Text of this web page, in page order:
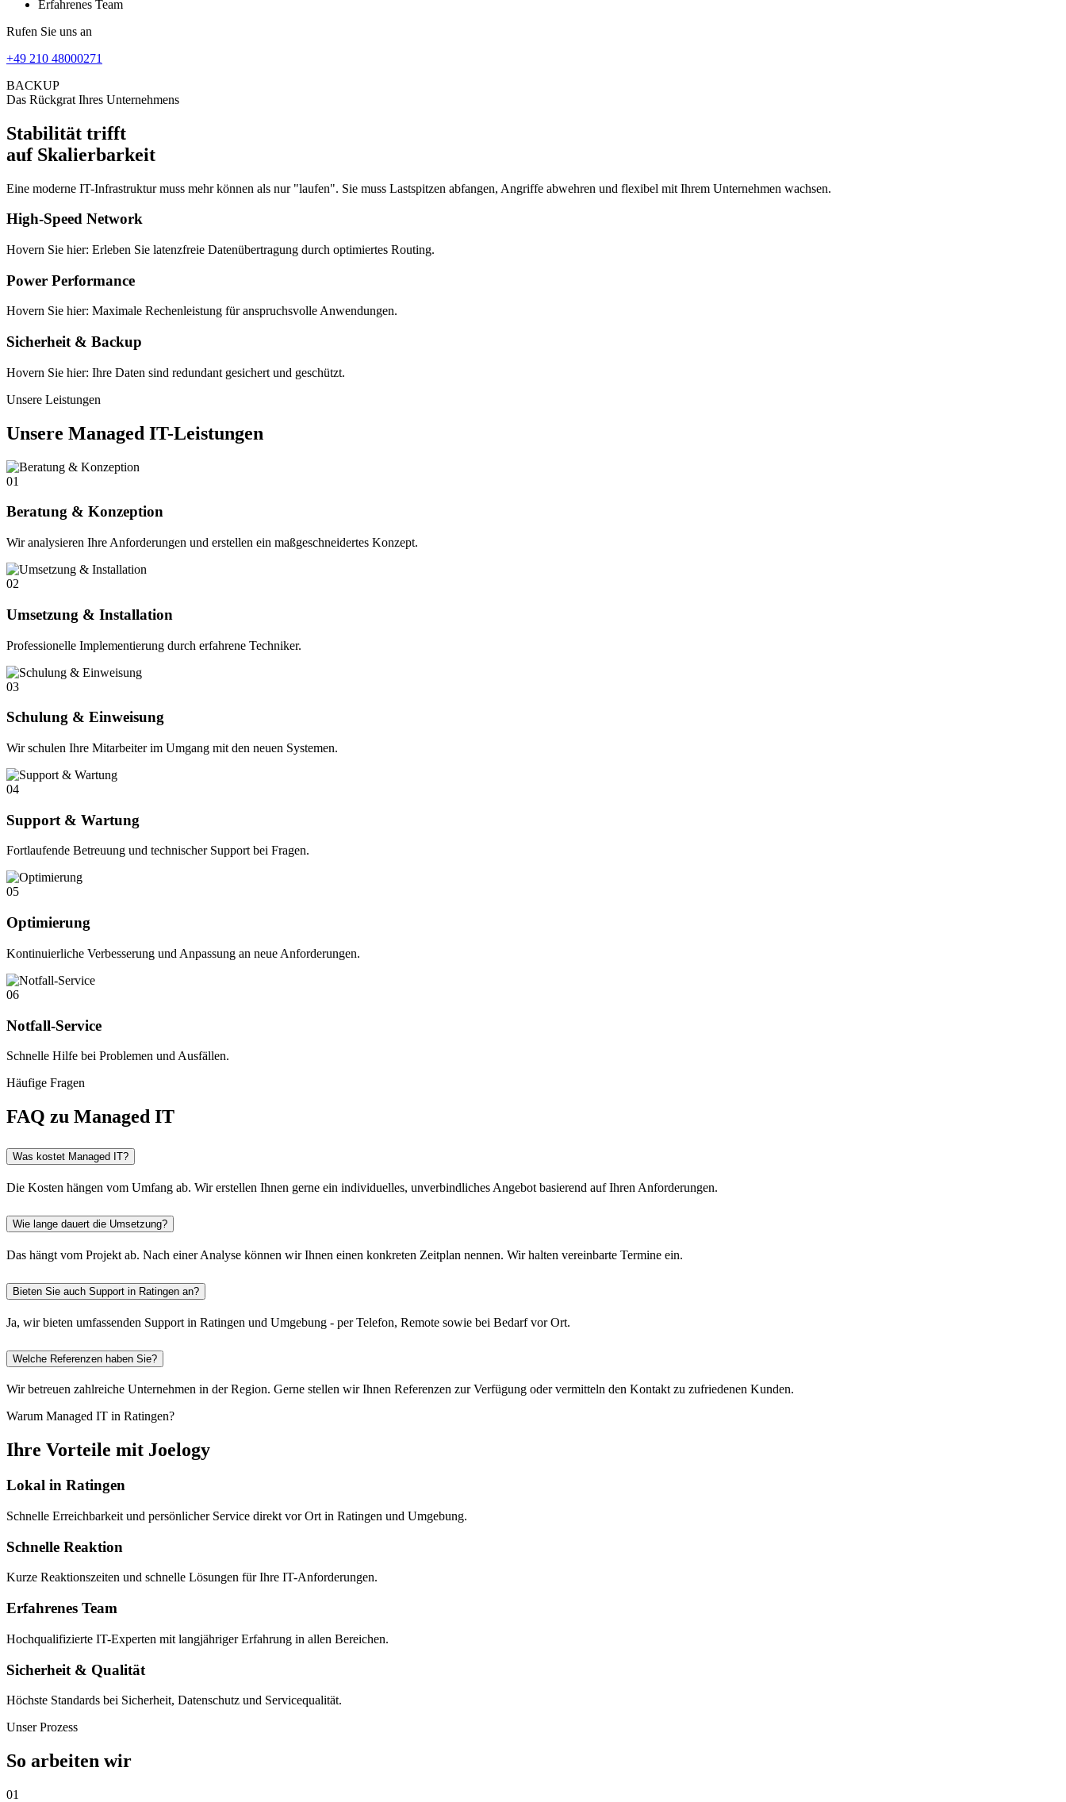
Erfahrenes Team
Rufen Sie uns an
+49 210 48000271
BACKUP
Das Rückgrat Ihres Unternehmens
Stabilität trifft
auf Skalierbarkeit
Eine moderne IT-Infrastruktur muss mehr können als nur "laufen". Sie muss Lastspitzen abfangen, Angriffe abwehren und flexibel mit Ihrem Unternehmen wachsen.
High-Speed Network
Hovern Sie hier: Erleben Sie latenzfreie Datenübertragung durch optimiertes Routing.
Power Performance
Hovern Sie hier: Maximale Rechenleistung für anspruchsvolle Anwendungen.
Sicherheit & Backup
Hovern Sie hier: Ihre Daten sind redundant gesichert und geschützt.
Unsere Leistungen
Unsere Managed IT-Leistungen
01
Beratung & Konzeption
Wir analysieren Ihre Anforderungen und erstellen ein maßgeschneidertes Konzept.
02
Umsetzung & Installation
Professionelle Implementierung durch erfahrene Techniker.
03
Schulung & Einweisung
Wir schulen Ihre Mitarbeiter im Umgang mit den neuen Systemen.
04
Support & Wartung
Fortlaufende Betreuung und technischer Support bei Fragen.
05
Optimierung
Kontinuierliche Verbesserung und Anpassung an neue Anforderungen.
06
Notfall-Service
Schnelle Hilfe bei Problemen und Ausfällen.
Häufige Fragen
FAQ zu Managed IT
Was kostet Managed IT?
Die Kosten hängen vom Umfang ab. Wir erstellen Ihnen gerne ein individuelles, unverbindliches Angebot basierend auf Ihren Anforderungen.
Wie lange dauert die Umsetzung?
Das hängt vom Projekt ab. Nach einer Analyse können wir Ihnen einen konkreten Zeitplan nennen. Wir halten vereinbarte Termine ein.
Bieten Sie auch Support in Ratingen an?
Ja, wir bieten umfassenden Support in Ratingen und Umgebung - per Telefon, Remote sowie bei Bedarf vor Ort.
Welche Referenzen haben Sie?
Wir betreuen zahlreiche Unternehmen in der Region. Gerne stellen wir Ihnen Referenzen zur Verfügung oder vermitteln den Kontakt zu zufriedenen Kunden.
Warum Managed IT in Ratingen?
Ihre Vorteile mit Joelogy
Lokal in Ratingen
Schnelle Erreichbarkeit und persönlicher Service direkt vor Ort in Ratingen und Umgebung.
Schnelle Reaktion
Kurze Reaktionszeiten und schnelle Lösungen für Ihre IT-Anforderungen.
Erfahrenes Team
Hochqualifizierte IT-Experten mit langjähriger Erfahrung in allen Bereichen.
Sicherheit & Qualität
Höchste Standards bei Sicherheit, Datenschutz und Servicequalität.
Unser Prozess
So arbeiten wir
01